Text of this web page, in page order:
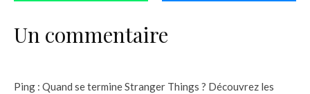
Un commentaire
Ping : Quand se termine Stranger Things ? Découvrez les